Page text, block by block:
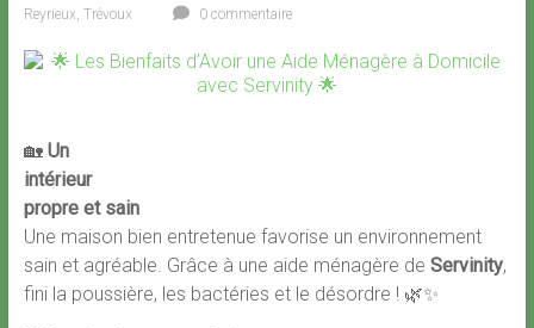
Reyrieux, Trévoux 0 commentaire
🏡 Un
intérieur
propre et sain
Une maison bien entretenue favorise un environnement
sain et agréable. Grâce à une aide ménagère de Servinity,
fini la poussière, les bactéries et le désordre ! 🌿✨